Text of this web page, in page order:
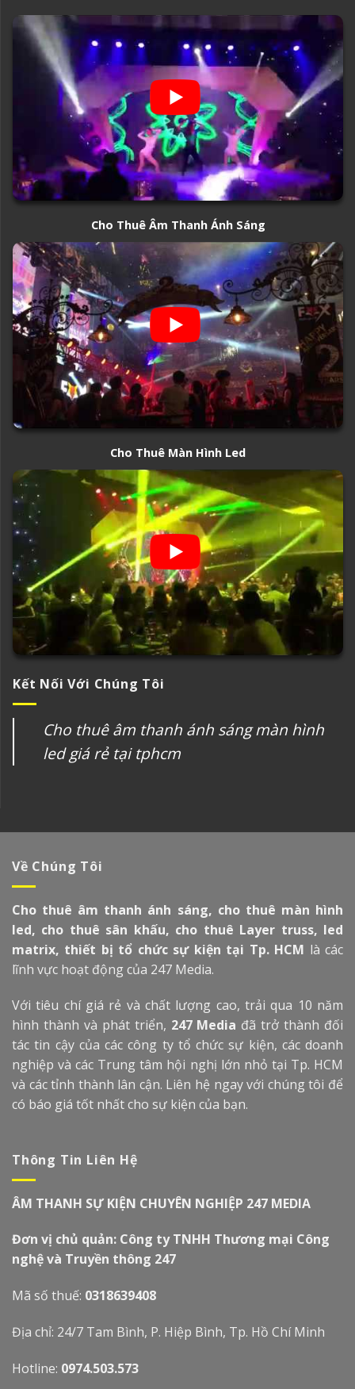
Cho Thuê Âm Thanh Ánh Sáng
Cho Thuê Màn Hình Led
Kết Nối Với Chúng Tôi
Cho thuê âm thanh ánh sáng màn hình
led giá rẻ tại tphcm
Về Chúng Tôi
Cho thuê âm thanh ánh sáng, cho thuê màn hình
led, cho thuê sân khấu, cho thuê Layer truss, led
matrix, thiết bị tổ chức sự kiện tại Tp. HCM là các
lĩnh vực hoạt động của 247 Media.
Với tiêu chí giá rẻ và chất lượng cao, trải qua 10 năm
hình thành và phát triển, 247 Media đã trở thành đối
tác tin cậy của các công ty tổ chức sự kiện, các doanh
nghiệp và các Trung tâm hội nghị lớn nhỏ tại Tp. HCM
và các tỉnh thành lân cận. Liên hệ ngay với chúng tôi để
có báo giá tốt nhất cho sự kiện của bạn.
Thông Tin Liên Hệ
ÂM THANH SỰ KIỆN CHUYÊN NGHIỆP 247 MEDIA
Đơn vị chủ quản: Công ty TNHH Thương mại Công
nghệ và Truyền thông 247
Mã số thuế: 0318639408
Địa chỉ: 24/7 Tam Bình, P. Hiệp Bình, Tp. Hồ Chí Minh
Hotline: 0974.503.573